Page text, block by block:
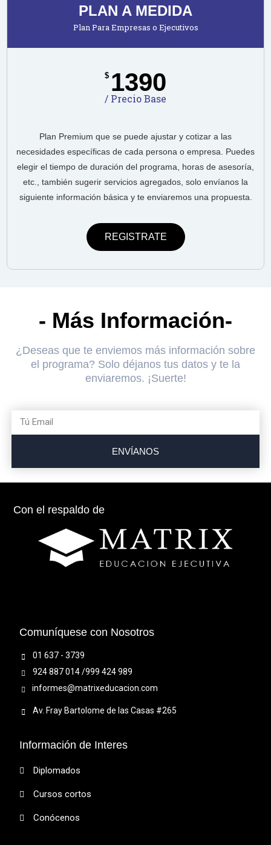
PLAN A MEDIDA
Plan Para Empresas o Ejecutivos
$ 1390
/ Precio Base
Plan Premium que se puede ajustar y cotizar a las
necesidades específicas de cada persona o empresa. Puedes
elegir el tiempo de duración del programa, horas de asesoría,
etc., también sugerir servicios agregados, solo envíanos la
siguiente información básica y te enviaremos una propuesta.
REGISTRATE
- Más Información-
¿Deseas que te enviemos más información sobre
el programa? Solo déjanos tus datos y te la
enviaremos. ¡Suerte!
ENVÍANOS
Con el respaldo de
Comuníquese con Nosotros
01 637 - 3739
924 887 014 /999 424 989
informes@matrixeducacion.com
Av. Fray Bartolome de las Casas #265
Información de Interes
Diplomados
Cursos cortos
Conócenos